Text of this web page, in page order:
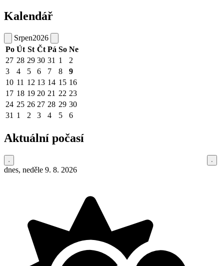
Kalendář
Srpen2026
Po Út St Čt Pá So Ne
27 28 29 30 31 1
2
3
4 5 6 7 8
9
10 11 12 13 14 15 16
17 18 19 20 21 22 23
24 25 26 27 28 29 30
31 1 2 3 4 5 6
Aktuální počasí
dnes, neděle 9. 8. 2026